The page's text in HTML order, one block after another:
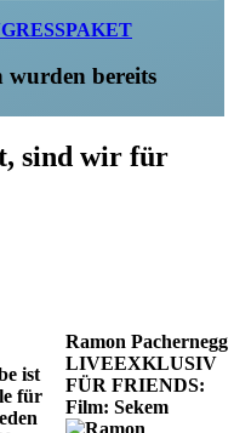
wurden bereits
sind wir für
ist
für
Ramon Pachernegg
LIVEEXKLUSIV
FÜR FRIENDS
Film: Sekem